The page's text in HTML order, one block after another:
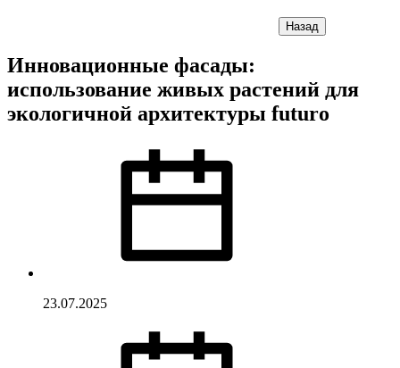
Назад
Инновационные фасады:
использование живых растений для
экологичной архитектуры futuro
23.07.2025